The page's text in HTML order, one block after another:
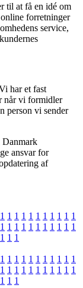
til at få en idé om
forretninger
service,
har et fast
når vi formidler
person vi sender
Danmark
ansvar for
af
1 1 1 1 1 1 1 1 1 1 1
1 1 1 1 1 1 1 1 1 1 1
1 1 1
1 1 1 1 1 1 1 1 1 1 1
1 1 1 1 1 1 1 1 1 1 1
1 1 1